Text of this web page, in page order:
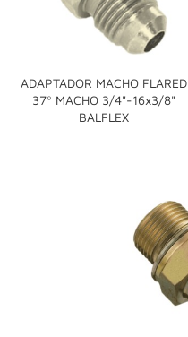
ADAPTADOR MACHO FLARED
37º MACHO 3/4"-16x3/8"
BALFLEX